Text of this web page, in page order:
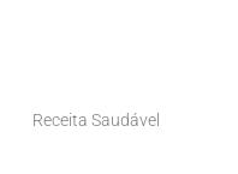
Receita Saudável